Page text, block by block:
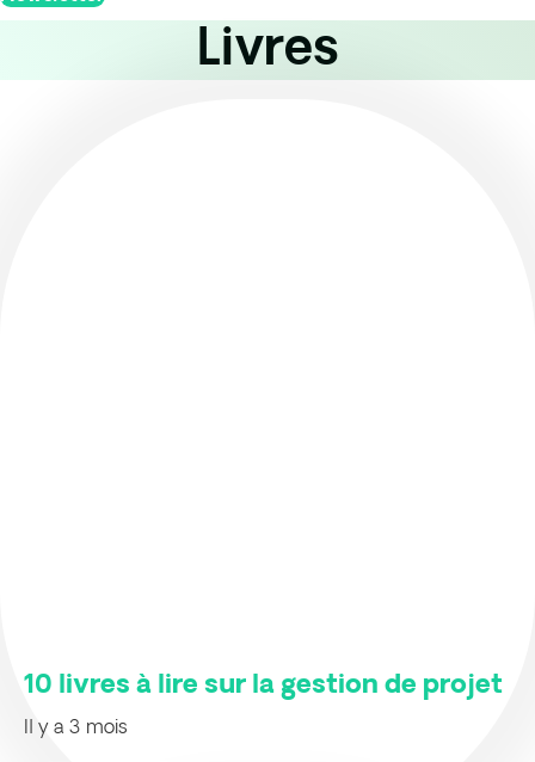
Livres
10 livres à lire sur la gestion de projet
Il y a 3 mois